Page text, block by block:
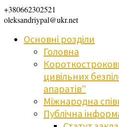
+380662302521
oleksandriypal@ukr.net
Основні розділи
Головна
цивільних
апаратів”
Міжнародна
Публічна